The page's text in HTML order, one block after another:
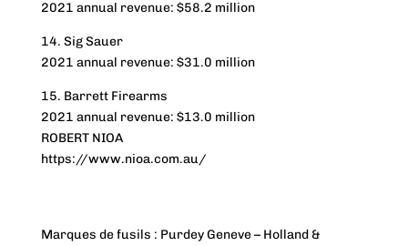
2021 annual revenue: $58.2 million
14. Sig Sauer
2021 annual revenue: $31.0 million
15. Barrett Firearms
2021 annual revenue: $13.0 million
ROBERT NIOA
https://www.nioa.com.au/
Marques de fusils : Purdey Geneve – Holland &